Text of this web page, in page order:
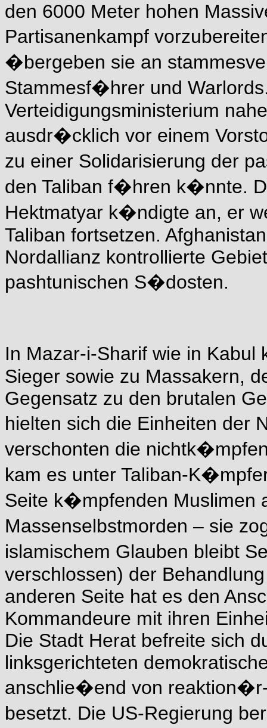
den 6000 Meter hohen
Partisanenkampf
�bergeben sie an
Stammesf�hrer und
Verteidigungsministerium
ausdr�cklich vor einem
zu einer Solidarisierung der
den Taliban f�hren k�nnte.
Hektmatyar k�ndigte an, er
Taliban fortsetzen.
Nordallianz kontrollierte
pashtunischen S�dosten.
In Mazar-i-Sharif wie in
Sieger sowie zu Massakern,
Gegensatz zu den brutalen
hielten sich die Einheiten der
verschonten die
kam es unter Taliban-
Seite k�mpfenden Muslimen
Massenselbstmorden – sie
islamischem Glauben bleibt
verschlossen) der
anderen Seite hat es den
Kommandeure mit ihren
Die Stadt Herat befreite sich
linksgerichteten
anschlie�end von
besetzt. Die US-Regierung